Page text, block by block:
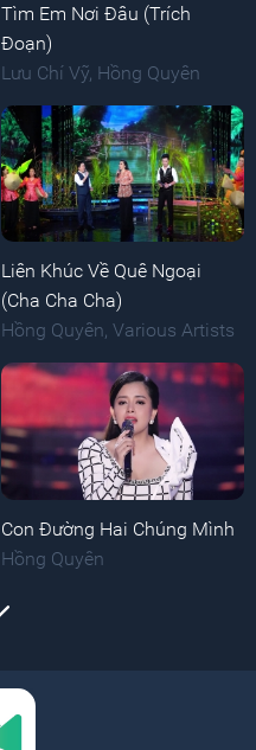
Tìm Em Nơi Đâu (Trích
Đoạn)
Lưu Chí Vỹ, Hồng Quyên
Liên Khúc Về Quê Ngoại
(Cha Cha Cha)
Hồng Quyên, Various Artists
Con Đường Hai Chúng Mình
Hồng Quyên